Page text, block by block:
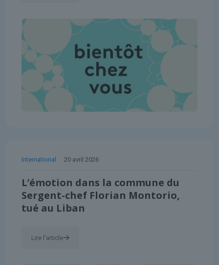
International 20 avril 2026
L’émotion dans la commune du
Sergent-chef Florian Montorio,
tué au Liban
Lire l'article